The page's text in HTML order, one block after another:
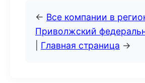
← Все компании в
Приволжский
Главная страница →